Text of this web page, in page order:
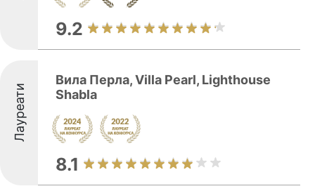
9.2
Лауреати
Вила Перла, Villa Pearl, Lighthouse
Shabla
8.1